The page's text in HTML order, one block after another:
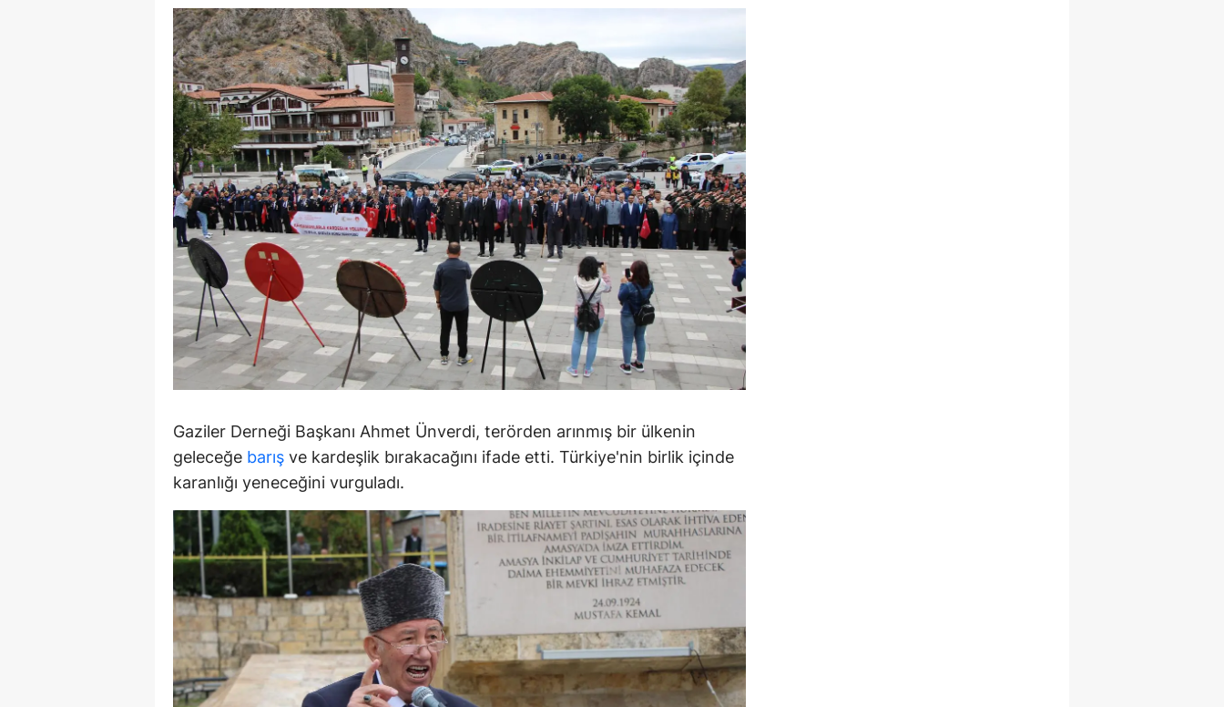
Edirne
Elazığ
Erzincan
Erzurum
Eskişehir
Gaziantep
Giresun
Gümüşhane
Hakkari
Hatay
Isparta
Mersin
İzmir
Kars
Kastamonu
Kayseri
Kırklareli
Kırşehir
Gaziler Derneği Başkanı Ahmet Ünverdi, terörden arınmış bir ülkenin
geleceğe barış ve kardeşlik bırakacağını ifade etti. Türkiye'nin birlik içinde
karanlığı yeneceğini vurguladı.